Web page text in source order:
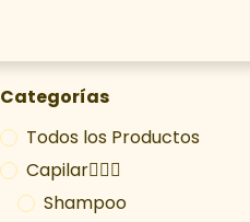
Categorías
Todos los Productos
Capilar💁🏽‍♀️
Shampoo